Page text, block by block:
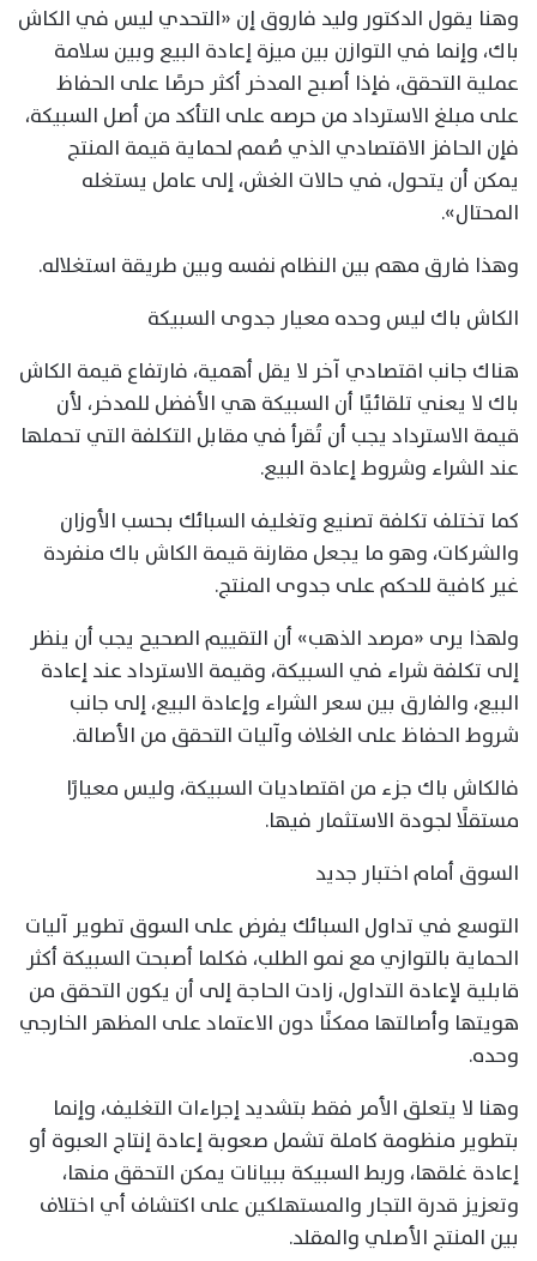
وهنا يقول الدكتور وليد فاروق إن «التحدي ليس في الكاش
باك، وإنما في التوازن بين ميزة إعادة البيع وبين سلامة
عملية التحقق، فإذا أصبح المدخر أكثر حرصًا على الحفاظ
على مبلغ الاسترداد من حرصه على التأكد من أصل السبيكة،
فإن الحافز الاقتصادي الذي صُمم لحماية قيمة المنتج
يمكن أن يتحول، في حالات الغش، إلى عامل يستغله
المحتال».
وهذا فارق مهم بين النظام نفسه وبين طريقة استغلاله.
الكاش باك ليس وحده معيار جدوى السبيكة
هناك جانب اقتصادي آخر لا يقل أهمية، فارتفاع قيمة الكاش
باك لا يعني تلقائيًا أن السبيكة هي الأفضل للمدخر، لأن
قيمة الاسترداد يجب أن تُقرأ في مقابل التكلفة التي تحملها
عند الشراء وشروط إعادة البيع.
كما تختلف تكلفة تصنيع وتغليف السبائك بحسب الأوزان
والشركات، وهو ما يجعل مقارنة قيمة الكاش باك منفردة
غير كافية للحكم على جدوى المنتج.
ولهذا يرى «مرصد الذهب» أن التقييم الصحيح يجب أن ينظر
إلى تكلفة شراء في السبيكة، وقيمة الاسترداد عند إعادة
البيع، والفارق بين سعر الشراء وإعادة البيع، إلى جانب
شروط الحفاظ على الغلاف وآليات التحقق من الأصالة.
فالكاش باك جزء من اقتصاديات السبيكة، وليس معيارًا
مستقلًا لجودة الاستثمار فيها.
السوق أمام اختبار جديد
التوسع في تداول السبائك يفرض على السوق تطوير آليات
الحماية بالتوازي مع نمو الطلب، فكلما أصبحت السبيكة أكثر
قابلية لإعادة التداول، زادت الحاجة إلى أن يكون التحقق من
هويتها وأصالتها ممكنًا دون الاعتماد على المظهر الخارجي
وحده.
وهنا لا يتعلق الأمر فقط بتشديد إجراءات التغليف، وإنما
بتطوير منظومة كاملة تشمل صعوبة إعادة إنتاج العبوة أو
إعادة غلقها، وربط السبيكة ببيانات يمكن التحقق منها،
وتعزيز قدرة التجار والمستهلكين على اكتشاف أي اختلاف
بين المنتج الأصلي والمقلد.